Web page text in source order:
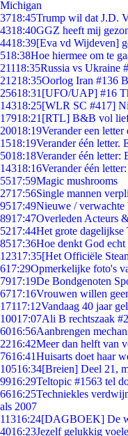
Michigan
3718:45Trump wil dat J.D.
4318:40GGZ heeft mij
4418:39[Eva vd Wijdeven]
518:38Hoe hiermee om te
21118:35Russia vs Ukraine
21218:35Oorlog Iran #136
25618:31 [UFO/UAP] #16
14318:25[WLR SC #417]
17918:21 [RTL] B&B vol
20018:19Verander een
1518:19Verander één letter.
5018:18Verander één letter:
14318:16Verander één
5517:59Magic mushrooms
2717:56Single mannen
9517:49Nieuwe / verwachte
8917:47Overleden Acteurs
5217:44Het grote dagelijkse
8517:36Hoe denkt God echt
12317:35[Het Officiële
617:29Opmerkelijke foto's
7917:19De Bondgenoten
6717:16Vrouwen willen
17117:12Vandaag 40 jaar
10017:07Ali B rechtszaak
6016:56Aanbrengen
2216:42Meer dan helft van
7616:41Huisarts doet haar
10516:34[Breien] Deel 21,
9916:29Teltopic #1563 tel
6616:25Techniekles
als 2007
11316:24[DAGBOEK] De
4016:23Jezelf gelukkig